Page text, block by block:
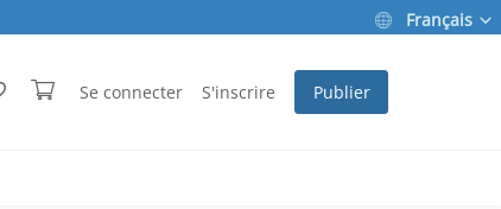
Français
Se connecter S'inscrire Publier